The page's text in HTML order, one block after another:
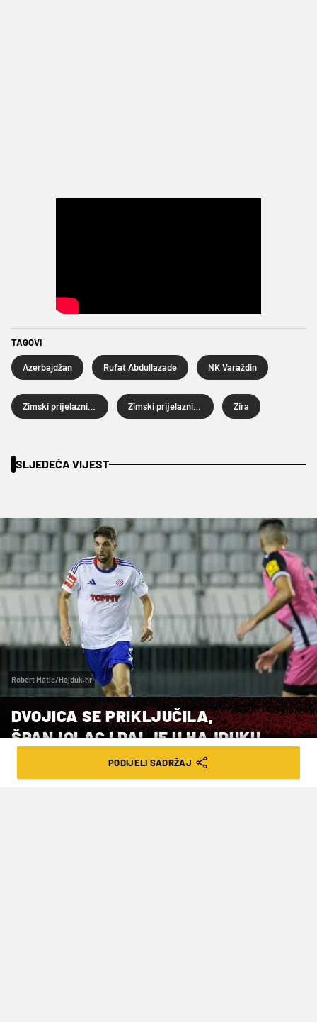
TAGOVI
Azerbajdžan Rufat Abdullazade NK Varaždin
Zira
SLJEDEĆA VIJEST
Robert Matic/Hajduk.hr
DVOJICA SE PRIKLJUČILA,
ŠPANJOLAC I DALJE U HAJDUKU
PODIJELI SADRŽAJ